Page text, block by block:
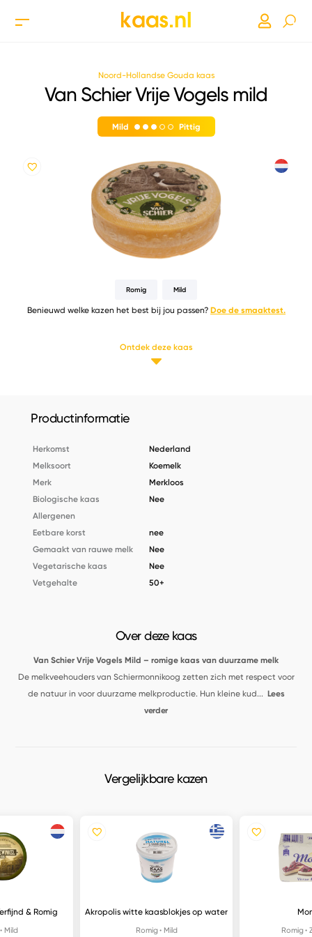
Noord-Hollandse Gouda kaas
Van Schier Vrije Vogels mild
Mild Pittig
Romig Mild
Benieuwd welke kazen het best bij jou passen? Doe de smaaktest.
Ontdek deze kaas
Productinformatie
Herkomst
Nederland
Melksoort
Koemelk
Merk
Merkloos
Biologische kaas
Nee
Allergenen
Eetbare korst
nee
Gemaakt van rauwe melk
Nee
Vegetarische kaas
Nee
Vetgehalte
50+
Over deze kaas
Van Schier Vrije Vogels Mild – romige kaas van duurzame melk
De melkveehouders van Schiermonnikoog zetten zich met respect voor
de natuur in voor duurzame melkproductie. Hun kleine kud... Lees
verder
Vergelijkbare kazen
& Romig
Mild
Akropolis witte kaasblokjes op water
Romig Mild Romig